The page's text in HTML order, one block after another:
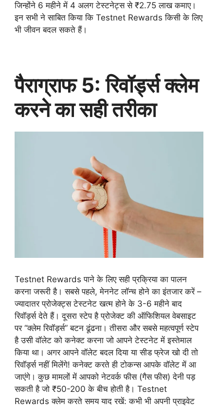
जिन्होंने 6 महीने में 4 अलग टेस्टनेट्स से ₹2.75 लाख कमाए।
इन सभी ने साबित किया कि Testnet Rewards किसी के लिए
भी जीवन बदल सकते हैं।
पैराग्राफ 5: रिवॉर्ड्स क्लेम
करने का सही तरीका
Testnet Rewards पाने के लिए सही प्रक्रिया का पालन
करना जरूरी है। सबसे पहले, मेननेट लॉन्च होने का इंतजार करें –
ज्यादातर प्रोजेक्ट्स टेस्टनेट खत्म होने के 3-6 महीने बाद
रिवॉर्ड्स देते हैं। दूसरा स्टेप है प्रोजेक्ट की ऑफिशियल वेबसाइट
पर “क्लेम रिवॉर्ड्स” बटन ढूंढना। तीसरा और सबसे महत्वपूर्ण स्टेप
है उसी वॉलेट को कनेक्ट करना जो आपने टेस्टनेट में इस्तेमाल
किया था। अगर आपने वॉलेट बदल दिया या सीड फ्रेज खो दी तो
रिवॉर्ड्स नहीं मिलेंगे! कनेक्ट करते ही टोकन्स आपके वॉलेट में आ
जाएंगे। कुछ मामलों में आपको नेटवर्क फीस (गैस फीस) देनी पड़
सकती है जो ₹50-200 के बीच होती है। Testnet
Rewards क्लेम करते समय याद रखें: कभी भी अपनी प्राइवेट